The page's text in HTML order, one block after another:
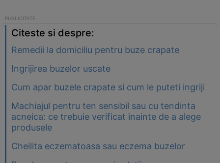
Citeste si despre:
Remedii la domiciliu pentru buze crapate
Ingrijirea buzelor uscate
Cum apar buzele crapate si cum le puteti ingriji
Machiajul pentru ten sensibil sau cu tendinta
acneica: ce trebuie verificat inainte de a alege
produsele
Cheilita eczematoasa sau eczema buzelor